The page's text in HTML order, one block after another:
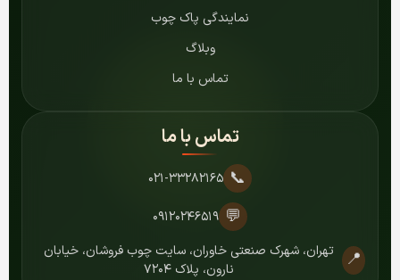
نمایندگی پاک چوب
وبلاگ
تماس با ما
تماس با ما
📞 ۰۲۱-۳۳۲۸۲۱۶۵
💬 ۰۹۱۲۰۲۴۶۵۱۹
📍
تهران، شهرک صنعتی خاوران، سایت چوب فروشان، خیابان
نارون، پلاک ۷۲۰۴